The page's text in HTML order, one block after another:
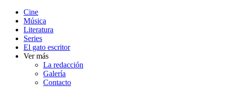
Cine
Música
Literatura
Series
El gato escritor
Ver más
La redacción
Galería
Contacto